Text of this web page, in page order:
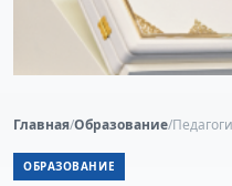
Главная/Образование/
ОБРАЗОВАНИЕ